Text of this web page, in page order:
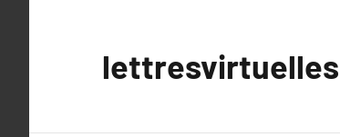
lettresvirtuelles